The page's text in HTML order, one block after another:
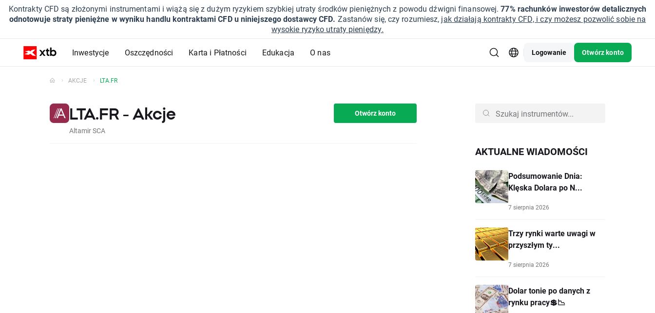
Kontrakty CFD są złożonymi instrumentami i wiążą się z dużym ryzykiem szybkiej utraty środków pieniężnych z powodu dźwigni finansowej.77% rachunków inwestorów detalicznych
odnotowuje straty pieniężne w wyniku handlu kontraktami CFD u niniejszego dostawcy CFD. Zastanów się, czy rozumiesz, jak działają kontrakty CFD, i czy możesz pozwolić sobie na
wysokie ryzyko utraty pieniędzy.
Inwestycje Oszczędności Karta i Płatności Edukacja O nas Logowanie Otwórz konto
AKCJE LTA.FR
LTA.FR - Akcje
Altamir SCA
Otwórz konto
AKTUALNE WIADOMOŚCI
Podsumowanie Dnia:
Klęska Dolara po N...
7 sierpnia 2026
Trzy rynki warte uwagi w
przyszłym ty...
7 sierpnia 2026
Dolar tonie po danych z
rynku pracy💲📉